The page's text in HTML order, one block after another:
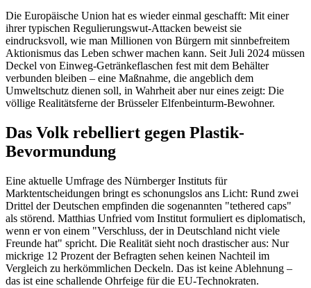
Die Europäische Union hat es wieder einmal geschafft: Mit einer
ihrer typischen Regulierungswut-Attacken beweist sie
eindrucksvoll, wie man Millionen von Bürgern mit sinnbefreitem
Aktionismus das Leben schwer machen kann. Seit Juli 2024 müssen
Deckel von Einweg-Getränkeflaschen fest mit dem Behälter
verbunden bleiben – eine Maßnahme, die angeblich dem
Umweltschutz dienen soll, in Wahrheit aber nur eines zeigt: Die
völlige Realitätsferne der Brüsseler Elfenbeinturm-Bewohner.
Das Volk rebelliert gegen Plastik-
Bevormundung
Eine aktuelle Umfrage des Nürnberger Instituts für
Marktentscheidungen bringt es schonungslos ans Licht: Rund zwei
Drittel der Deutschen empfinden die sogenannten "tethered caps"
als störend. Matthias Unfried vom Institut formuliert es diplomatisch,
wenn er von einem "Verschluss, der in Deutschland nicht viele
Freunde hat" spricht. Die Realität sieht noch drastischer aus: Nur
mickrige 12 Prozent der Befragten sehen keinen Nachteil im
Vergleich zu herkömmlichen Deckeln. Das ist keine Ablehnung –
das ist eine schallende Ohrfeige für die EU-Technokraten.